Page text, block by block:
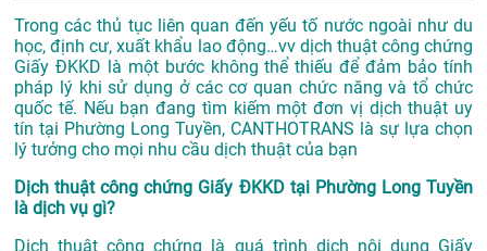
Trong các thủ tục liên quan đến yếu tố nước ngoài như du
học, định cư, xuất khẩu lao động…vv dịch thuật công chứng
Giấy ĐKKD là một bước không thể thiếu để đảm bảo tính
pháp lý khi sử dụng ở các cơ quan chức năng và tổ chức
quốc tế. Nếu bạn đang tìm kiếm một đơn vị dịch thuật uy
tín tại Phường Long Tuyền, CANTHOTRANS là sự lựa chọn
lý tưởng cho mọi nhu cầu dịch thuật của bạn
Dịch thuật công chứng Giấy ĐKKD tại Phường Long Tuyền
là dịch vụ gì?
Dịch thuật công chứng là quá trình dịch nội dung Giấy